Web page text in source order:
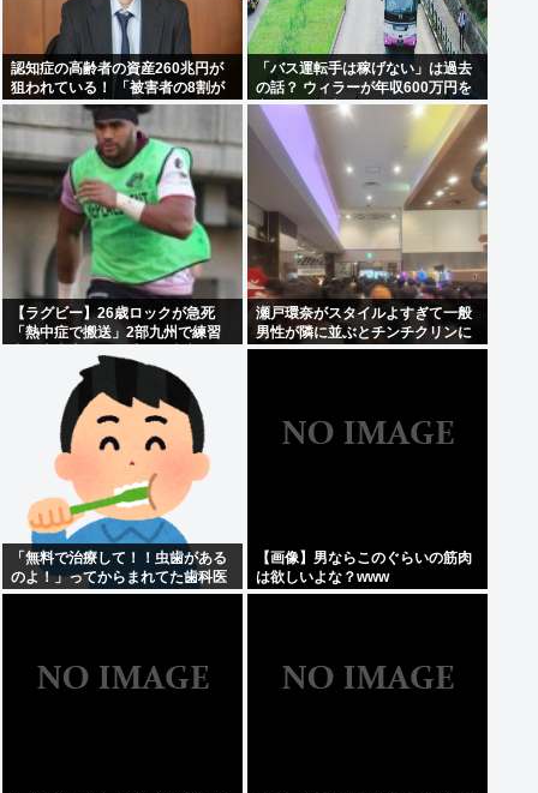
認知症の高齢者の資産260兆円が
狙われている！ 「被害者の8割が
だまされた認識なし」
「バス運転手は稼げない」は過去
の話？ ウィラーが年収600万円を
実現した理由
【ラグビー】26歳ロックが急死
「熱中症で搬送」2部九州で練習
中、大東大から昨季まで東京SG
瀬戸環奈がスタイルよすぎて一般
男性が隣に並ぶとチンチクリンに
見えてしまう
「無料で治療して！！虫歯がある
のよ！」ってからまれてた歯科医
の旦那がいるママ
【画像】男ならこのぐらいの筋肉
は欲しいよな？www